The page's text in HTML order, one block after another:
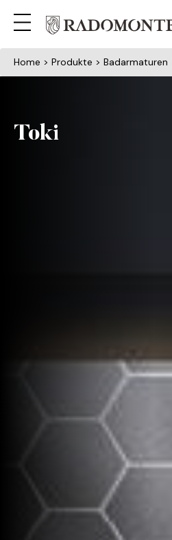
Home > Produkte > Badarmaturen
Toki